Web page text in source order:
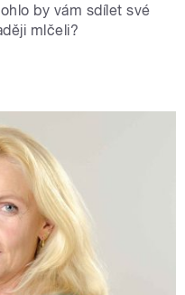
by vám sdílet své
mlčeli?